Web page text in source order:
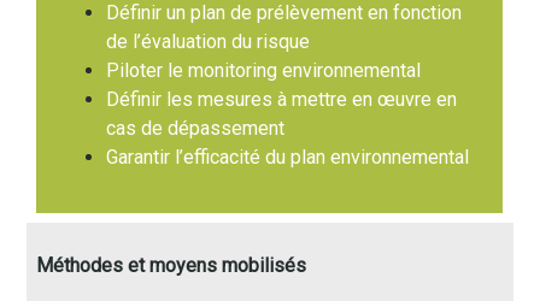
Définir un plan de prélèvement en fonction
de l’évaluation du risque
Piloter le monitoring environnemental
Définir les mesures à mettre en œuvre en
cas de dépassement
Garantir l’efficacité du plan environnemental
Méthodes et moyens mobilisés